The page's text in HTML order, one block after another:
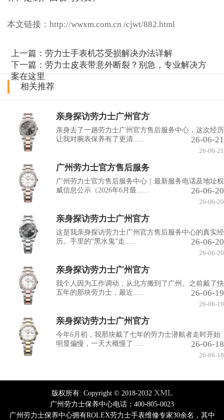
本文链接：http://wwxm.com.cn /cjwt/882.html
上一篇：劳力士手表机芯受损解决办法详解
下一篇：劳力士皮表带意外断裂？别急，专业解决方
案在这里
相关推荐
亲身探访劳力士广州官方
亲身去了一趟劳力士广州官方售后服务中心，这次经历
让我对腕表保养有了更清......
26-06-21
26-06-21
广州劳力士官方售后服务
广州劳力士官方售后服务中心｜最新服务电话及地址权
威信息公示（2026年6月最......
26-06-20
26-06-20
亲身探访劳力士广州官方
这是我亲身探访劳力士广州官方售后服务中心的真实经
历。手里的“黑水鬼”走......
26-06-20
26-06-20
亲身探访劳力士广州官方
我个人因为工作调动，从北方搬到了广州。之前戴了快
五年的那块劳力士，最近......
26-06-19
26-06-19
亲身探访劳力士广州官方
今年6月初，我那块戴了七年的劳力士潜航者走时开始
明显偏慢，一天大概慢了......
26-06-18
26-06-18
版权所有: Copyright © 2018-2032 XML
广州劳力士保养中心电话：400-805-0023
广州劳力士保养中心拥有ROLEX劳力士手表维修专家30余名，其中